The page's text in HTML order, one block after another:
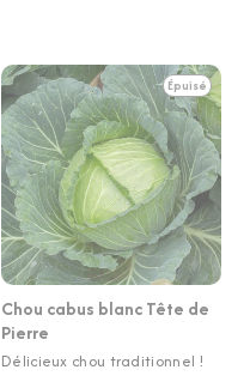
Épuisé
Chou cabus blanc Tête de
Pierre
Délicieux chou traditionnel !